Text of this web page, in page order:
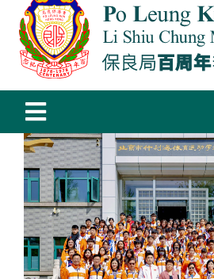
Toggle
Navigation
保良局百周年李兆忠紀
Centenary
Curricula